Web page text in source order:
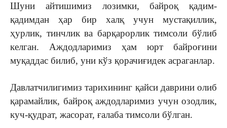
Шуни айтишимиз лозимки, байроқ қадим-
қадимдан ҳар бир халқ учун мустақиллик,
ҳурлик, тинчлик ва барқарорлик тимсоли бўлиб
келган. Аждодларимиз ҳам юрт байроғини
муқаддас билиб, уни кўз қорачиғидек асраганлар.
Давлатчилигимиз тарихининг қайси даврини олиб
қарамайлик, байроқ аждодларимиз учун озодлик,
куч-қудрат, жасорат, ғалаба тимсоли бўлган.